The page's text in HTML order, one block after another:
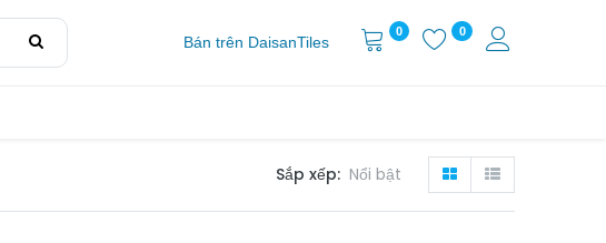
Bán trên DaisanTiles
0 0
Sắp xếp: Nổi bật